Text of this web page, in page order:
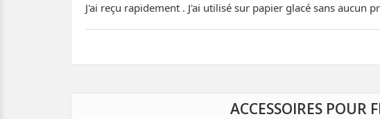
J'ai reçu rapidement . J'ai utilisé sur papier glacé sans aucun
ACCESSOIRES POUR